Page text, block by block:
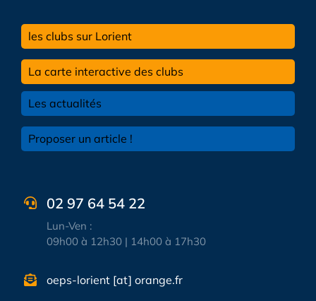
les clubs sur Lorient
La carte interactive des clubs
Les actualités
Proposer un article !
02 97 64 54 22
Lun-Ven :
09h00 à 12h30 | 14h00 à 17h30
oeps-lorient [at] orange.fr